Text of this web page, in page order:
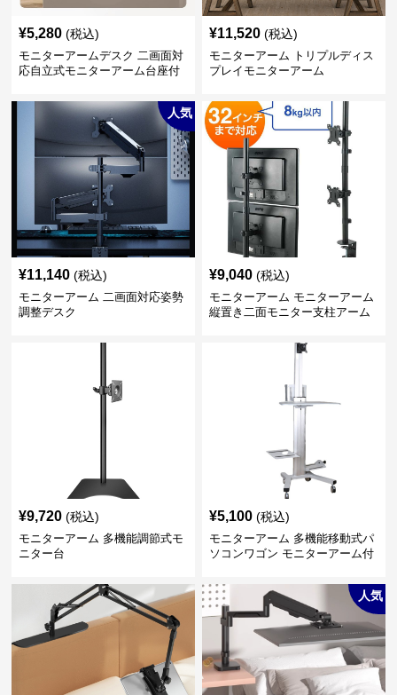
¥5,280 (税込)
モニターアームデスク 二画面対
応自立式モニターアーム台座付
¥11,520 (税込)
モニターアーム トリプルディス
プレイモニターアーム
人気
¥11,140 (税込)
モニターアーム 二画面対応姿勢
調整デスク
¥9,040 (税込)
モニターアーム モニターアーム
縦置き二面モニター支柱アーム
¥9,720 (税込)
モニターアーム 多機能調節式モ
ニター台
¥5,100 (税込)
モニターアーム 多機能移動式パ
ソコンワゴン モニターアーム付
人気